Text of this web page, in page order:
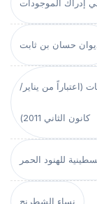
إدراك الموجودات
حسان بن ثابت
(اعتباراً من يناير/
كانون الثاني 2011)
للهنود الحمر
نساء الشطرنج